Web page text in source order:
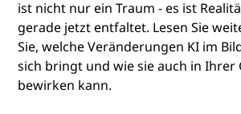
ist nicht nur ein Traum - es ist
gerade jetzt entfaltet. Lesen Sie
Sie, welche Veränderungen KI im
sich bringt und wie sie auch in Ihrer
bewirken kann.